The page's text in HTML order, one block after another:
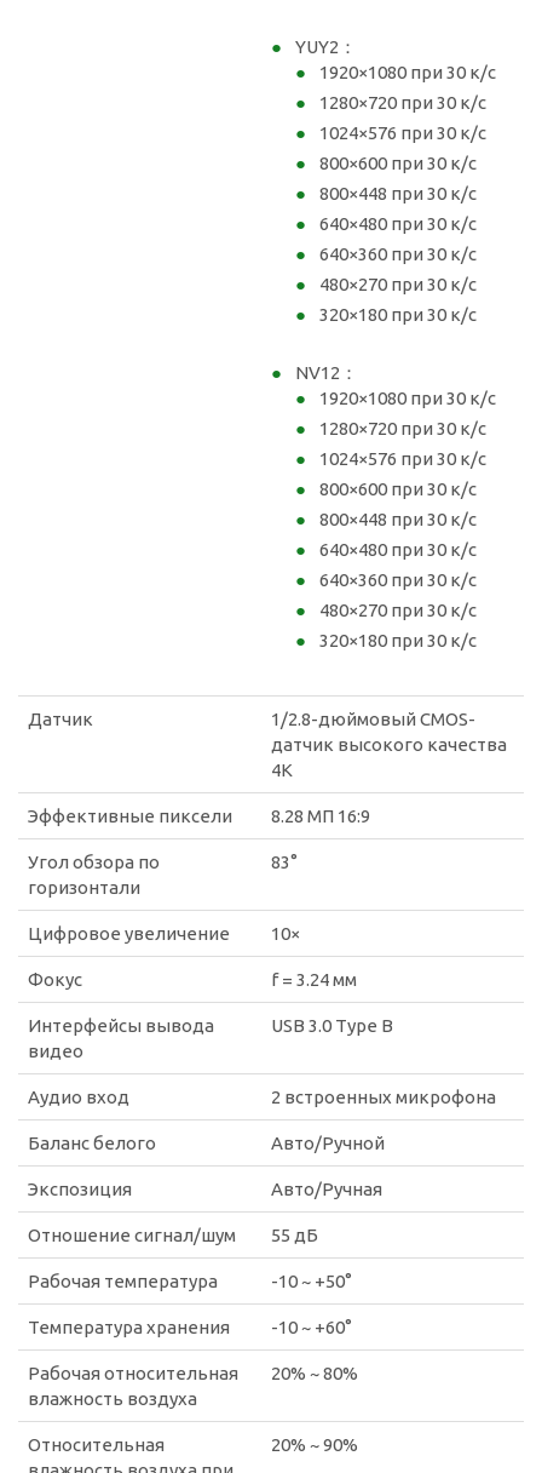
YUY2：
1920×1080 при 30 к/с
1280×720 при 30 к/с
1024×576 при 30 к/с
800×600 при 30 к/с
800×448 при 30 к/с
640×480 при 30 к/с
640×360 при 30 к/с
480×270 при 30 к/с
320×180 при 30 к/с
NV12：
1920×1080 при 30 к/с
1280×720 при 30 к/с
1024×576 при 30 к/с
800×600 при 30 к/с
800×448 при 30 к/с
640×480 при 30 к/с
640×360 при 30 к/с
480×270 при 30 к/с
320×180 при 30 к/с
Датчик
1/2.8-дюймовый CMOS-
датчик высокого качества
4K
Эффективные пиксели 8.28 МП 16:9
Угол обзора по
горизонтали
83°
Цифровое увеличение 10×
Фокус f = 3.24 мм
Интерфейсы вывода
видео
USB 3.0 Type B
Аудио вход 2 встроенных микрофона
Баланс белого Авто/Ручной
Экспозиция Авто/Ручная
Отношение сигнал/шум 55 дБ
Рабочая температура -10 ~ +50°
Температура хранения -10 ~ +60°
Рабочая относительная
влажность воздуха
20% ~ 80%
Относительная
20% ~ 90%